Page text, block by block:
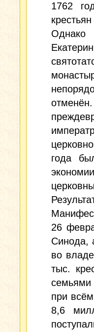
1762
года
26
Синода,
во
тыс.
семьями
при
8,6